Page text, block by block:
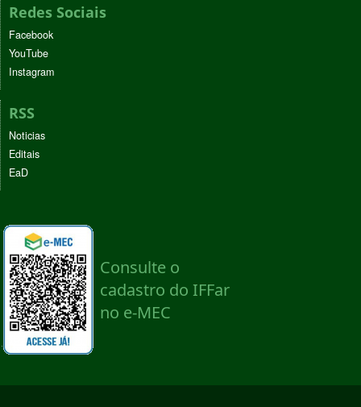
Redes Sociais
Facebook
YouTube
Instagram
RSS
Noticias
Editais
EaD